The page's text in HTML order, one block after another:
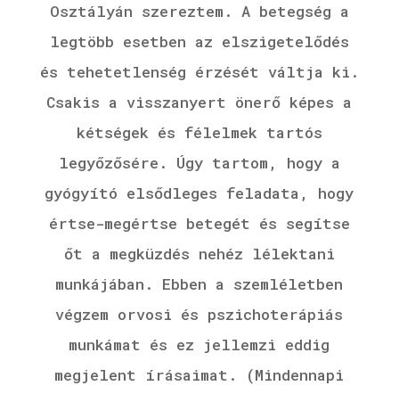
Osztályán szereztem. A betegség a
legtöbb esetben az elszigetelődés
és tehetetlenség érzését váltja ki.
Csakis a visszanyert önerő képes a
kétségek és félelmek tartós
legyőzősére. Úgy tartom, hogy a
gyógyító elsődleges feladata, hogy
értse-megértse betegét és segítse
őt a megküzdés nehéz lélektani
munkájában. Ebben a szemléletben
végzem orvosi és pszichoterápiás
munkámat és ez jellemzi eddig
megjelent írásaimat. (Mindennapi